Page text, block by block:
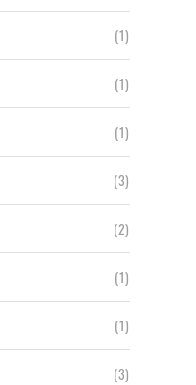
(1)
(1)
(1)
(3)
(2)
(1)
(1)
(3)